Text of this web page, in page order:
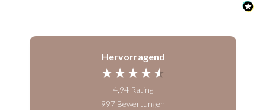
Hervorragend
4,94 Rating
997 Bewertungen